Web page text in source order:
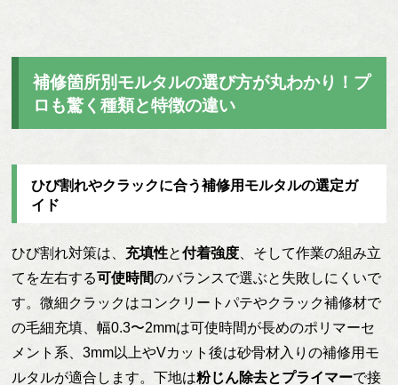
補修箇所別モルタルの選び方が丸わかり！プ
ロも驚く種類と特徴の違い
ひび割れやクラックに合う補修用モルタルの選定ガ
イド
ひび割れ対策は、 充填性と付着強度 、そして作業の組み立
てを左右する可使時間のバランスで選ぶと失敗しにくいで
す。微細クラックはコンクリートパテやクラック補修材で
の毛細充填、幅0.3〜2mmは可使時間が長めのポリマーセ
メント系、3mm以上やVカット後は砂骨材入りの補修用モ
ルタルが適合します。下地は粉じん除去とプライマーで接